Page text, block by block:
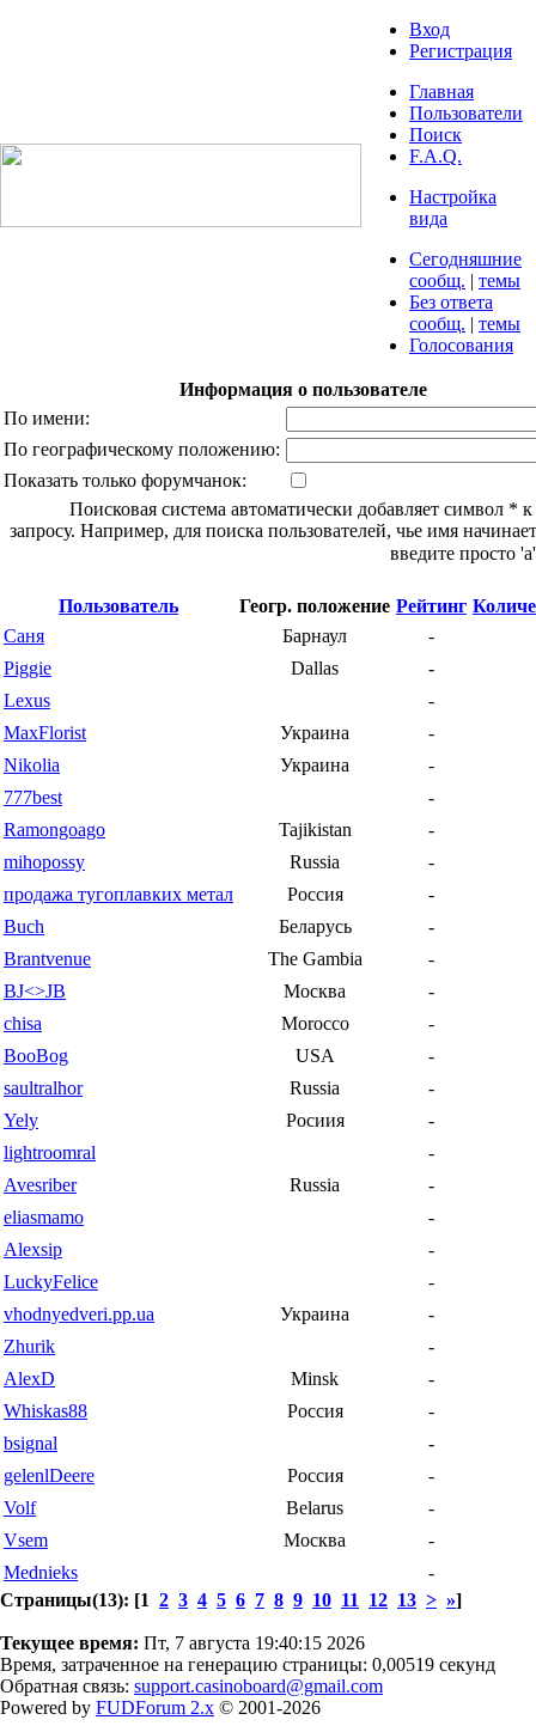
Вход
Регистрация
Главная
Пользователи
Поиск
F.A.Q.
Настройка
вида
Сегодняшние
сообщ. | темы
Без ответа
сообщ. | темы
Голосования
Информация о пользователе
По имени:
По географическому положению:
Показать только форумчанок:
Поисковая система автоматически добавляет символ *
запросу. Например, для поиска пользователей, чье имя
введите просто 'a'
Пользователь Геогр. положение Рейтинг
Саня
Барнаул
-
Piggie
Dallas
-
Lexus
-
MaxFlorist
Украина
-
Nikolia
Украина
-
777best
-
Ramongoago
Tajikistan
-
mihopossy
Russia
-
продажа тугоплавких метал
Россия
-
Buch
Беларусь
-
Brantvenue
The Gambia
-
BJ<>JB
Москва
-
chisa
Morocco
-
BooBog
USA
-
saultralhor
Russia
-
Yely
Росиия
-
lightroomral
-
Avesriber
Russia
-
eliasmamo
-
Alexsip
-
LuckyFelice
-
vhodnyedveri.pp.ua
Украина
-
Zhurik
-
AlexD
Minsk
-
Whiskas88
Россия
-
bsignal
-
gelenlDeere
Россия
-
Volf
Belarus
-
Vsem
Москва
-
Mednieks
-
Страницы(13): [1 2 3 4 5 6 7 8 9 10 11 12 13 > »]
Текущее время: Пт, 7 августа 19:40:15 2026
Время, затраченное на генерацию страницы: 0,00519 секунд
Обратная связь: support.casinoboard@gmail.com
Powered by FUDForum 2.x © 2001-2026